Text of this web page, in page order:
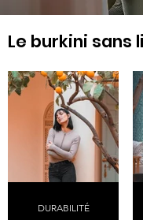
Le burkini sans
DURABILITÉ